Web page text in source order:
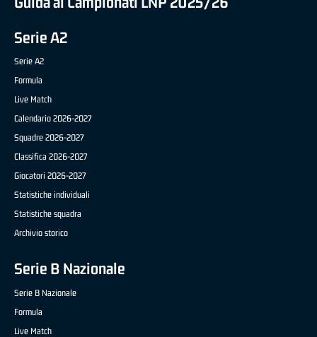
Serie A2
Serie A2
Formula
Live Match
Calendario 2026-2027
Squadre 2026-2027
Classifica 2026-2027
Giocatori 2026-2027
Statistiche individuali
Statistiche squadra
Archivio storico
Serie B Nazionale
Serie B Nazionale
Formula
Live Match